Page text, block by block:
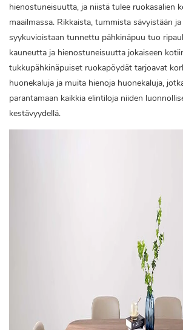
hienostuneisuutta, ja niistä tulee ruokasalien
maailmassa. Rikkaista, tummista sävyistään
syykuvioistaan ​​tunnettu pähkinäpuu tuo
kauneutta ja hienostuneisuutta jokaiseen
tukkupähkinäpuiset ruokapöydät tarjoavat
huonekaluja ja muita hienoja huonekaluja,
parantamaan kaikkia elintiloja niiden
kestävyydellä.